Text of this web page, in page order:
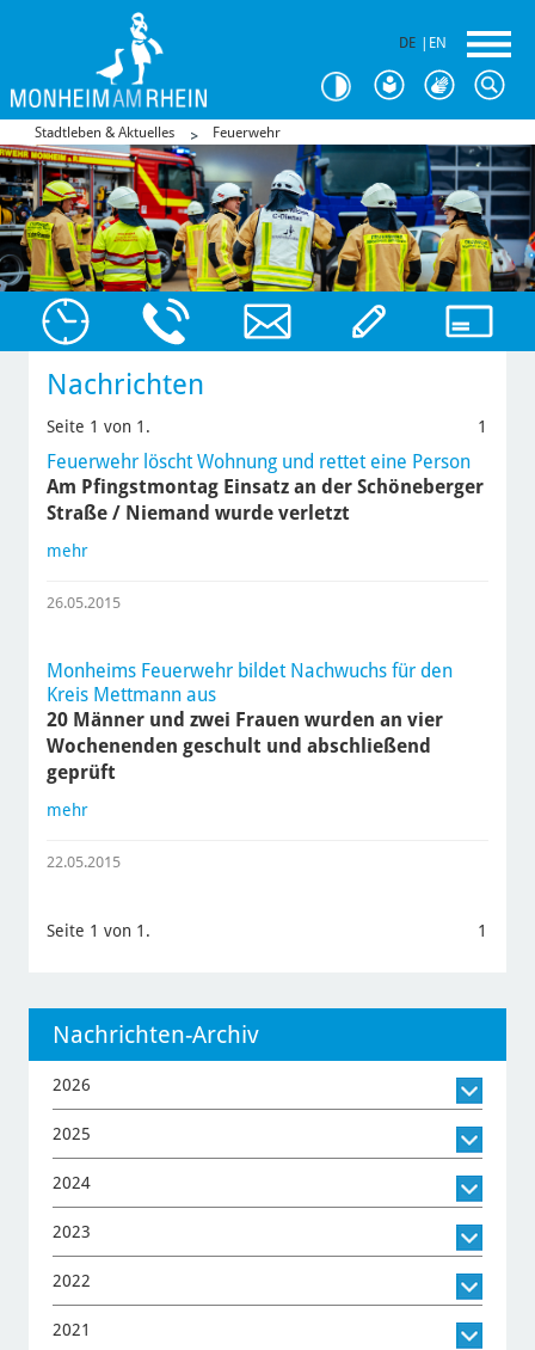
DE EN
Stadtleben & Aktuelles Feuerwehr
Nachrichten
Seite 1 von 1. 1
Feuerwehr löscht Wohnung und rettet eine Person
Am Pfingstmontag Einsatz an der Schöneberger
Straße / Niemand wurde verletzt
mehr
26.05.2015
Monheims Feuerwehr bildet Nachwuchs für den
Kreis Mettmann aus
20 Männer und zwei Frauen wurden an vier
Wochenenden geschult und abschließend
geprüft
mehr
22.05.2015
Seite 1 von 1. 1
Nachrichten-Archiv
2026
2025
2024
2023
2022
2021